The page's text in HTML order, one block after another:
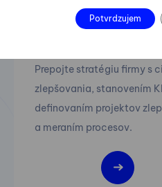
Strategické
a meranie
Prepojte stratégiu firmy s
zlepšovania, stanovením
definovaním projektov
a meraním procesov.
Potvrdzujem